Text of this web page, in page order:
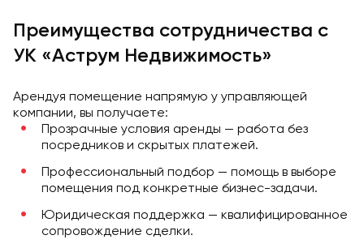
Преимущества сотрудничества с
УК «Аструм Недвижимость»
Арендуя помещение напрямую у управляющей
компании, вы получаете:
Прозрачные условия аренды — работа без
посредников и скрытых платежей.
Профессиональный подбор — помощь в выборе
помещения под конкретные бизнес-задачи.
Юридическая поддержка — квалифицированное
сопровождение сделки.